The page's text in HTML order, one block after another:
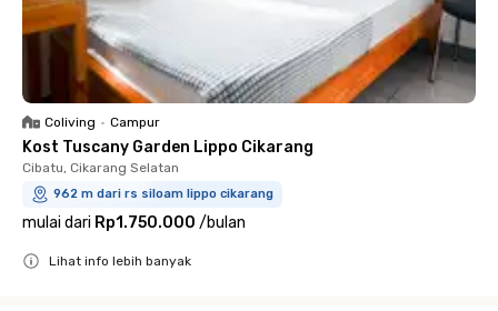
Coliving • Campur
Kost Tuscany Garden Lippo Cikarang
Cibatu, Cikarang Selatan
962 m dari rs siloam lippo cikarang
mulai dari Rp1.750.000 /bulan
Lihat info lebih banyak